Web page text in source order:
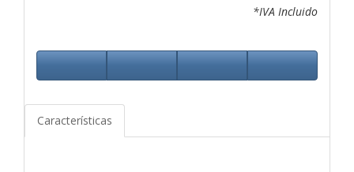
*IVA Incluido
Características